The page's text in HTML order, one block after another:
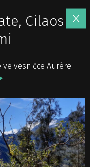
Cilaos
vesničce Aurère